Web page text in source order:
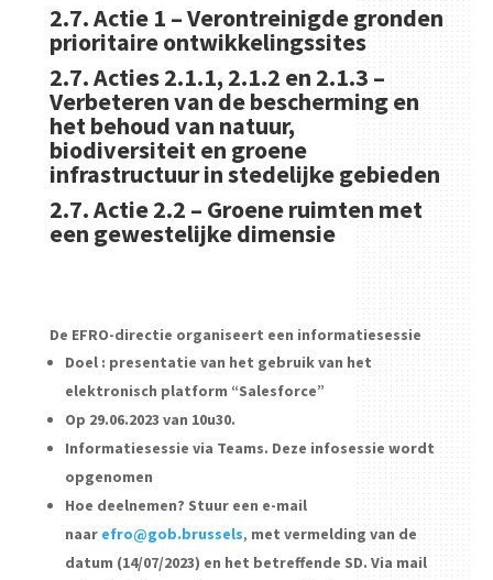
2.7. Actie 1 – Verontreinigde gronden
prioritaire ontwikkelingssites
2.7. Acties 2.1.1, 2.1.2 en 2.1.3 –
Verbeteren van de bescherming en
het behoud van natuur,
biodiversiteit en groene
infrastructuur in stedelijke gebieden
2.7. Actie 2.2 – Groene ruimten met
een gewestelijke dimensie
De EFRO-directie organiseert een informatiesessie
Doel : presentatie van het gebruik van het
elektronisch platform “Salesforce”
Op 29.06.2023 van 10u30.
Informatiesessie via Teams. Deze infosessie wordt
opgenomen
Hoe deelnemen? Stuur een e-mail
naar efro@gob.brussels, met vermelding van de
datum (14/07/2023) en het betreffende SD. Via mail